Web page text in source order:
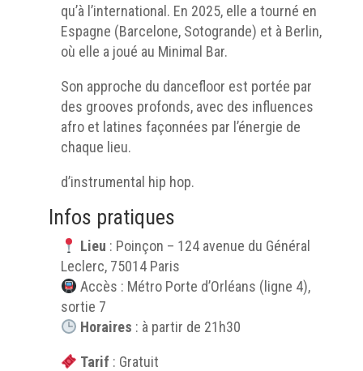
qu’à l’international. En 2025, elle a tourné en
Espagne (Barcelone, Sotogrande) et à Berlin,
où elle a joué au Minimal Bar.
Son approche du dancefloor est portée par
des grooves profonds, avec des influences
afro et latines façonnées par l’énergie de
chaque lieu.
d’instrumental hip hop.
Infos pratiques
Lieu : Poinçon – 124 avenue du Général
Leclerc, 75014 Paris
Accès : Métro Porte d’Orléans (ligne 4),
sortie 7
Horaires : à partir de 21h30
Tarif : Gratuit